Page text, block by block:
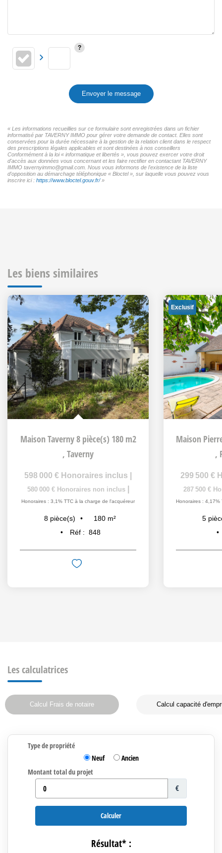
Envoyer le message
« Les informations recueillies sur ce formulaire sont enregistrées dans un fichier
informatisé par TAVERNY IMMO pour gérer votre demande de contact. Elles sont
conservées pour la durée nécessaire à la gestion de la relation client dans le respect
des prescriptions légales applicables et sont destinées à nos conseillers
Conformément à la loi « informatique et libertés », vous pouvez exercer votre droit
d'accès aux données vous concernant et les faire rectifier en contactant TAVERNY
IMMO tavernyimmo@gmail.com. Nous vous informons de l'existence de la liste
d'opposition au démarchage téléphonique « Bloctel », sur laquelle vous pouvez vous
inscrire ici : https://www.bloctel.gouv.fr/»
Les biens similaires
Maison Taverny 8 pièce(s) 180 m2
, Taverny
598 000 € Honoraires inclus
580 000 € Honoraires non inclus
Honoraires : 3,1% TTC à la charge de l'acquéreur
8 pièce(s) 180 m²
Réf : 848
Exclusif
,
299 500 €
287 500 €
Honoraires : 4,17%
5
Les calculatrices
Calcul Frais de notaire Calcul capacité